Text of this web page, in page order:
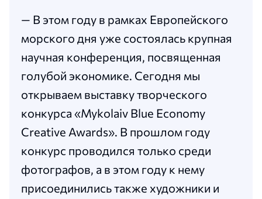
— В этом году в рамках Европейского
морского дня уже состоялась крупная
научная конференция, посвященная
голубой экономике. Сегодня мы
открываем выставку творческого
конкурса «Mykolaiv Blue Economy
Creative Awards». В прошлом году
конкурс проводился только среди
фотографов, а в этом году к нему
присоединились также художники и